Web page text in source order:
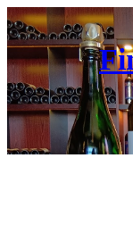
内
容
を
ス
キ
ッ
プ